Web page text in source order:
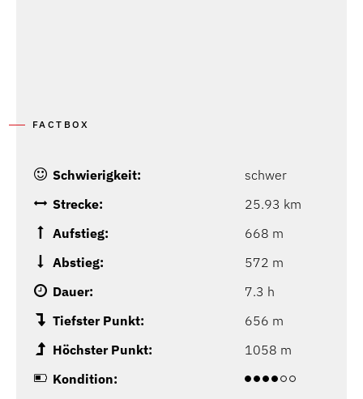
FACTBOX
Schwierigkeit:
schwer
Strecke:
25.93 km
Aufstieg:
668 m
Abstieg:
572 m
Dauer:
7.3 h
Tiefster Punkt:
656 m
Höchster Punkt:
1058 m
Kondition: